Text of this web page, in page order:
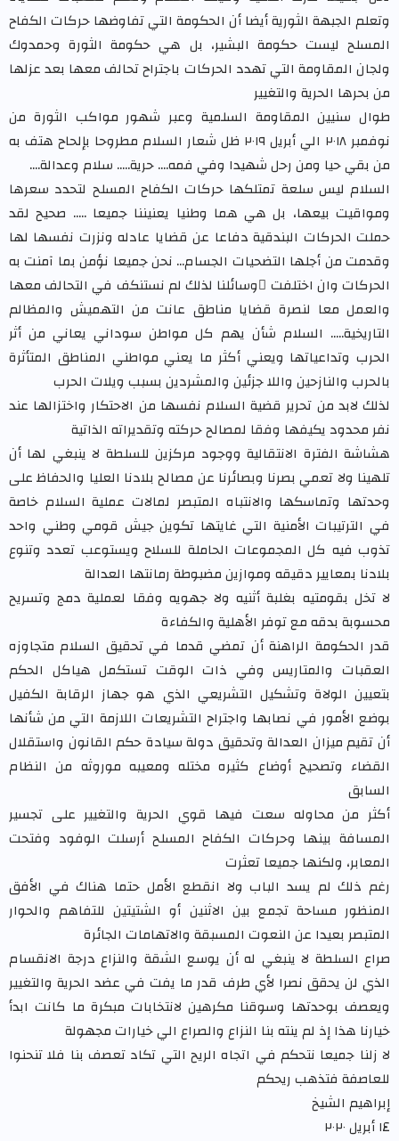
وتعلم الجبهة الثورية أيضا أن الحكومة التي تفاوضها حركات الكفاح
المسلح ليست حكومة البشير، بل هي حكومة الثورة وحمدوك
ولجان المقاومة التي تهدد الحركات باجتراح تحالف معها بعد عزلها
من بحرها الحرية والتغيير
طوال سنيين المقاومة السلمية وعبر شهور مواكب الثورة من
نوفمبر ٢٠١٨ الي أبريل ٢٠١٩ ظل شعار السلام مطروحا بإلحاح هتف به
من بقي حيا ومن رحل شهيدا وفي فمه.... حرية….. سلام وعدالة….
السلام ليس سلعة تمتلكها حركات الكفاح المسلح لتحدد سعرها
ومواقيت بيعها، بل هي هما وطنيا يعنيننا جميعا ..... صحيح لقد
حملت الحركات البندقية دفاعا عن قضايا عادله ونزرت نفسها لها
وقدمت من أجلها التضحيات الجسام… نحن جميعا نؤمن بما آمنت به
الحركات وان اختلفت َوسائلنا لذلك لم نستنكف في التحالف معها
والعمل معا لنصرة قضايا مناطق عانت من التهميش والمظالم
التاريخية….. السلام شأن يهم كل مواطن سوداني يعاني من أثر
الحرب وتداعياتها ويعني أكثر ما يعني مواطني المناطق المتأثرة
بالحرب والنازحين واللا جزئين والمشردين بسبب ويلات الحرب
لذلك لابد من تحرير قضية السلام نفسها من الاحتكار واختزالها عند
نفر محدود يكيفها وفقا لمصالح حركته وتقديراته الذاتية
هشاشة الفترة الانتقالية ووجود مركزين للسلطة لا ينبغي لها أن
تلهينا ولا تعمي بصرنا وبصائرنا عن مصالح بلادنا العليا والحفاظ على
وحدتها وتماسكها والانتباه المتبصر لمالات عملية السلام خاصة
في الترتيبات الأمنية التي غايتها تكوين جيش قومي وطني واحد
تذوب فيه كل المجموعات الحاملة للسلاح ويستوعب تعدد وتنوع
بلادنا بمعايير دقيقه وموازين مضبوطة رمانتها العدالة
لا تخل بقومتيه بغلبة أثنيه ولا جهويه وفقا لعملية دمج وتسريح
محسوبة بدقه مع توفر الأهلية والكفاءة
قدر الحكومة الراهنة أن تمضي قدما في تحقيق السلام متجاوزه
العقبات والمتاريس وفي ذات الوقت تستكمل هياكل الحكم
بتعيين الولاة وتشكيل التشريعي الذي هو جهاز الرقابة الكفيل
بوضع الأمور في نصابها واجتراح التشريعات اللازمة التي من شأنها
أن تقيم ميزان العدالة وتحقيق دولة سيادة حكم القانون واستقلال
القضاء وتصحيح أوضاع كثيره مختله ومعيبه موروثه من النظام
السابق
أكثر من محاوله سعت فيها قوي الحرية والتغيير على تجسير
المسافة بينها وحركات الكفاح المسلح أرسلت الوفود وفتحت
المعابر، ولكنها جميعا تعثرت
رغم ذلك لم يسد الباب ولا انقطع الأمل حتما هناك في الأفق
المنظور مساحة تجمع بين الاثنين أو الشتيتين للتفاهم والحوار
المتبصر بعيدا عن النعوت المسبقة والاتهامات الجائرة
صراع السلطة لا ينبغي له أن يوسع الشقة والنزاع درجة الانقسام
الذي لن يحقق نصرا لأي طرف قدر ما يفت في عضد الحرية والتغيير
ويعصف بوحدتها وسوقنا مكرهين لانتخابات مبكرة ما كانت ابدأ
خيارنا هذا إذ لم ينته بنا النزاع والصراع الي خيارات مجهولة
لا زلنا جميعا نتحكم في اتجاه الريح التي تكاد تعصف بنا فلا تنحنوا
للعاصفة فتذهب ريحكم
إبراهيم الشيخ
١٤ أبريل ٢٠٢٠